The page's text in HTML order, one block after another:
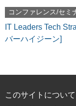
コンファレンス/セミ
IT Leaders Tech
バーハイジーン]
このサイトについて